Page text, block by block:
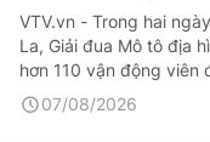
VTV.vn - Trong hai
La, Giải đua Mô tô địa
hơn 110 vận động viên
07/08/2026